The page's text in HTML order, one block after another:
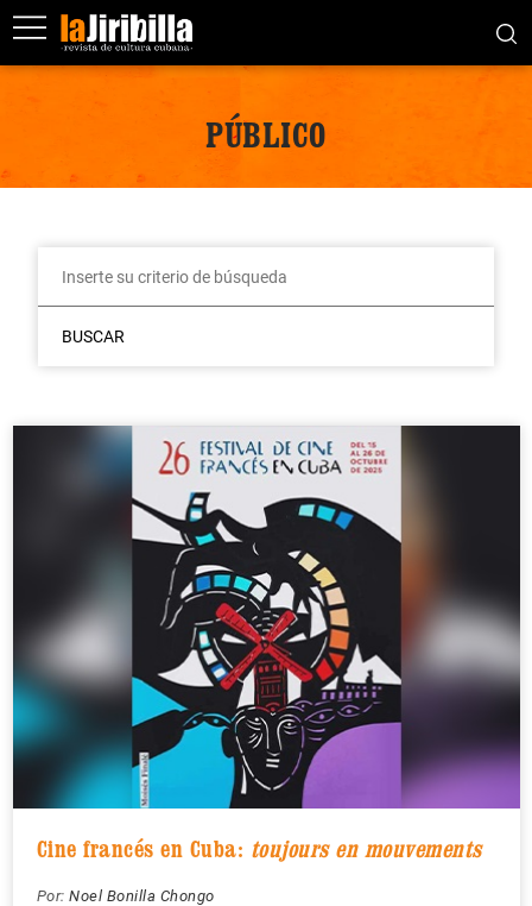
PÚBLICO
BUSCAR
Cine francés en Cuba: toujours en mouvements
Por: Noel Bonilla Chongo